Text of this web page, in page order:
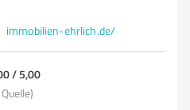
immobilien-ehrlich.de/
/ 5,00